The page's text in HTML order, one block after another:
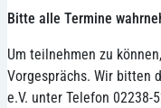
Bitte alle Termine
Um teilnehmen zu
Vorgesprächs. Wir bitten
e.V. unter Telefon